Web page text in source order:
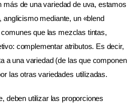
más de una variedad de uva, estamos
anglicismo mediante, un «blend
que las mezclas tintas,
complementar atributos. Es decir,
a una variedad (de las que componen
las otras variedades utilizadas.
deben utilizar las proporciones